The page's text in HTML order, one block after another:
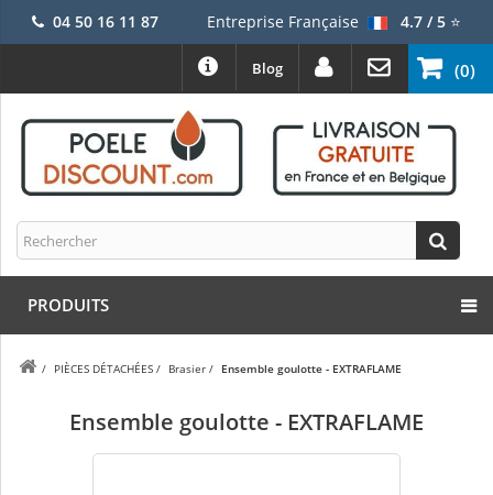
04 50 16 11 87 Entreprise Française 4.7 / 5⭐
(0)
Blog
PRODUITS
/ PIÈCES DÉTACHÉES / Brasier / Ensemble goulotte - EXTRAFLAME
Ensemble goulotte - EXTRAFLAME